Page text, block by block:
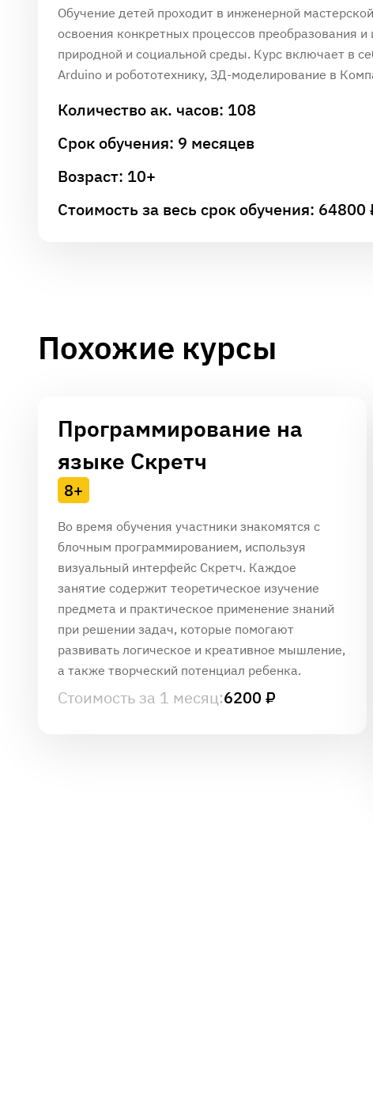
Обучение детей проходит в инженерной
освоения конкретных процессов преобразования
природной и социальной среды. Курс включает в
Arduino и робототехнику, ЗД-моделирование в
Количество ак. часов: 108
Срок обучения: 9 месяцев
Возраст: 10+
Стоимость за весь срок обучения: 64800
Похожие курсы
Программирование на
языке Скретч
8+
Во время обучения участники знакомятся с
блочным программированием, используя
визуальный интерфейс Скретч. Каждое
занятие содержит теоретическое изучение
предмета и практическое применение знаний
при решении задач, которые помогают
развивать логическое и креативное мышление,
а также творческий потенциал ребенка.
Стоимость за 1 месяц:6200 ₽